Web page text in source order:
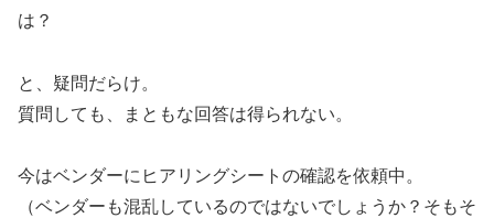
は？
と、疑問だらけ。
質問しても、まともな回答は得られない。
今はベンダーにヒアリングシートの確認を依頼中。
（ベンダーも混乱しているのではないでしょうか？そもそ